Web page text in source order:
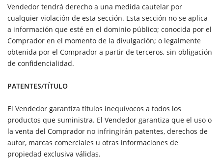
Vendedor tendrá derecho a una medida cautelar por
cualquier violación de esta sección. Esta sección no se aplica
a información que esté en el dominio público; conocida por el
Comprador en el momento de la divulgación; o legalmente
obtenida por el Comprador a partir de terceros, sin obligación
de confidencialidad.
PATENTES/TÍTULO
El Vendedor garantiza títulos inequívocos a todos los
productos que suministra. El Vendedor garantiza que el uso o
la venta del Comprador no infringirán patentes, derechos de
autor, marcas comerciales u otras informaciones de
propiedad exclusiva válidas.